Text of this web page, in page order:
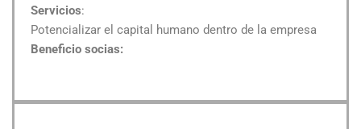
Servicios:
Potencializar el capital humano dentro de la empresa
Beneficio socias: